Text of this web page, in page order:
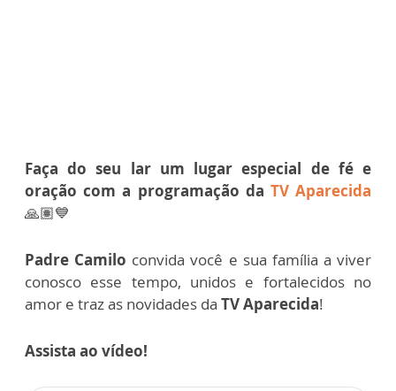
Faça do seu lar um lugar especial de fé e
oração com a programação da TV Aparecida
🙏🏽💙
Padre Camilo convida você e sua família a viver
conosco esse tempo, unidos e fortalecidos no
amor e traz as novidades da TV Aparecida!
Assista ao vídeo!